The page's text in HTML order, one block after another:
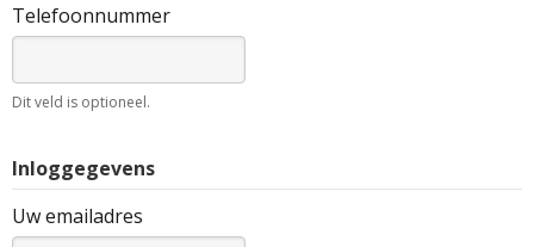
Telefoonnummer
Dit veld is optioneel.
Inloggegevens
Uw emailadres